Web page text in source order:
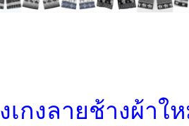
งเกงลายช้างผ้าใ